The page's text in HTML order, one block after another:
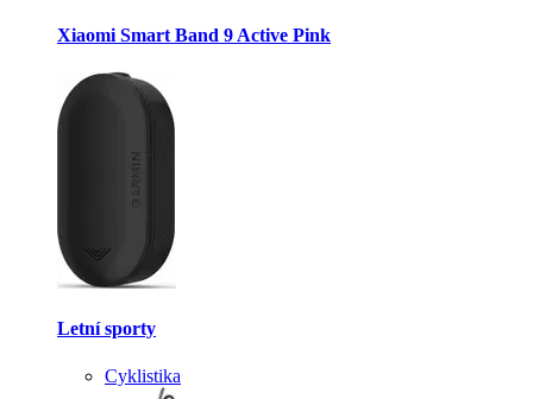
Xiaomi Smart Band 9 Active Pink
Letní sporty
Cyklistika